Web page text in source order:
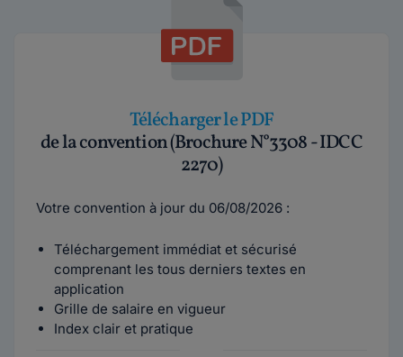
Télécharger le PDF
de la convention (Brochure N°3308 - IDCC
2270)
Votre convention à jour du 06/08/2026 :
Téléchargement immédiat et sécurisé
comprenant les tous derniers textes en
application
Grille de salaire en vigueur
Index clair et pratique